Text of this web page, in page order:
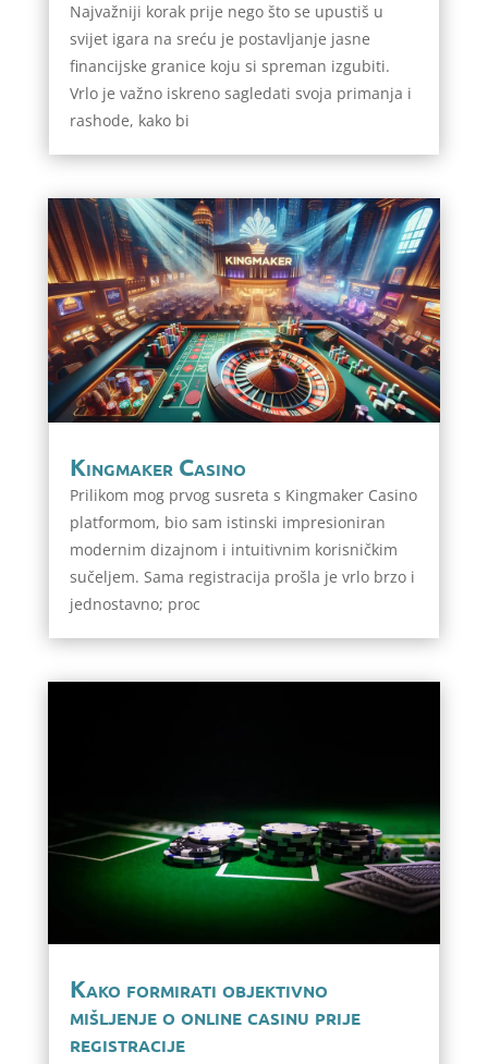
Najvažniji korak prije nego što se upustiš u
svijet igara na sreću je postavljanje jasne
financijske granice koju si spreman izgubiti.
Vrlo je važno iskreno sagledati svoja primanja i
rashode, kako bi
Kingmaker Casino
Prilikom mog prvog susreta s Kingmaker Casino
platformom, bio sam istinski impresioniran
modernim dizajnom i intuitivnim korisničkim
sučeljem. Sama registracija prošla je vrlo brzo i
jednostavno; proc
Kako formirati objektivno
mišljenje o online casinu prije
registracije